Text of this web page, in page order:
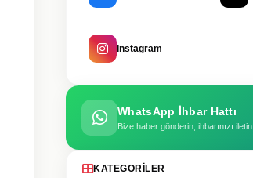
Instagram
WhatsApp İhbar Hattı
Bize haber gönderin, ihbarınızı iletin
KATEGORILER